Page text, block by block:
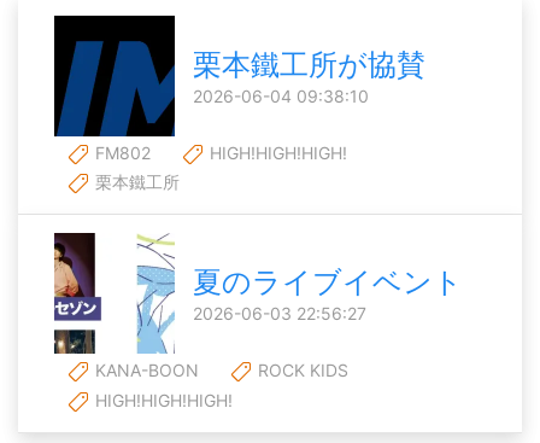
栗本鐵工所が協賛
2026-06-04 09:38:10
FM802
HIGH!HIGH!HIGH!
栗本鐵工所
夏のライブイベント
2026-06-03 22:56:27
KANA-BOON
ROCK KIDS
HIGH!HIGH!HIGH!